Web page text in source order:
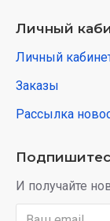
Личный
Личный
Заказы
Рассылка
И получайте